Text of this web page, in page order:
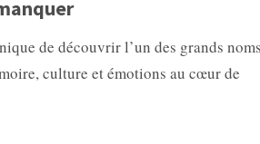
de découvrir l’un des grands
culture et émotions au cœur de